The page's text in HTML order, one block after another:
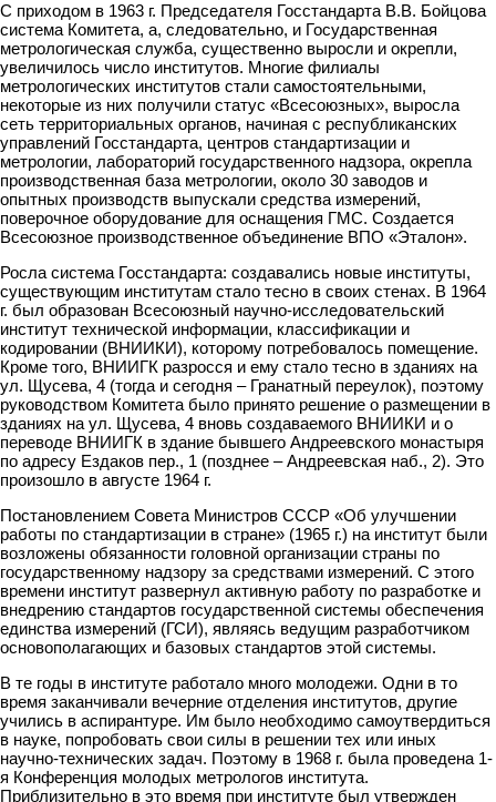
С приходом в 1963 г. Председателя Госстандарта В.В. Бойцова
система Комитета, а, следовательно, и Государственная
метрологическая служба, существенно выросли и окрепли,
увеличилось число институтов. Многие филиалы
метрологических институтов стали самостоятельными,
некоторые из них получили статус «Всесоюзных», выросла
сеть территориальных органов, начиная с республиканских
управлений Госстандарта, центров стандартизации и
метрологии, лабораторий государственного надзора, окрепла
производственная база метрологии, около 30 заводов и
опытных производств выпускали средства измерений,
поверочное оборудование для оснащения ГМС. Создается
Всесоюзное производственное объединение ВПО «Эталон».
Росла система Госстандарта: создавались новые институты,
существующим институтам стало тесно в своих стенах. В 1964
г. был образован Всесоюзный научно-исследовательский
институт технической информации, классификации и
кодировании (ВНИИКИ), которому потребовалось помещение.
Кроме того, ВНИИГК разросся и ему стало тесно в зданиях на
ул. Щусева, 4 (тогда и сегодня – Гранатный переулок), поэтому
руководством Комитета было принято решение о размещении в
зданиях на ул. Щусева, 4 вновь создаваемого ВНИИКИ и о
переводе ВНИИГК в здание бывшего Андреевского монастыря
по адресу Ездаков пер., 1 (позднее – Андреевская наб., 2). Это
произошло в августе 1964 г.
Постановлением Совета Министров СССР «Об улучшении
работы по стандартизации в стране» (1965 г.) на институт были
возложены обязанности головной организации страны по
государственному надзору за средствами измерений. С этого
времени институт развернул активную работу по разработке и
внедрению стандартов государственной системы обеспечения
единства измерений (ГСИ), являясь ведущим разработчиком
основополагающих и базовых стандартов этой системы.
В те годы в институте работало много молодежи. Одни в то
время заканчивали вечерние отделения институтов, другие
учились в аспирантуре. Им было необходимо самоутвердиться
в науке, попробовать свои силы в решении тех или иных
научно-технических задач. Поэтому в 1968 г. была проведена 1-
я Конференция молодых метрологов института.
Приблизительно в это время при институте был утвержден